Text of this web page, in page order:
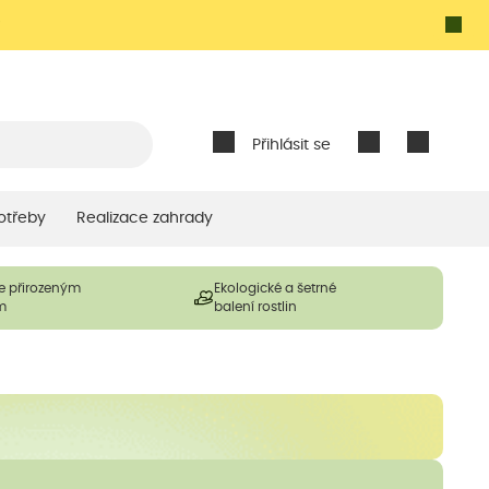
Přihlásit se
Realizace zahrady
přirozeným
Ekologické a šetrné
balení rostlin